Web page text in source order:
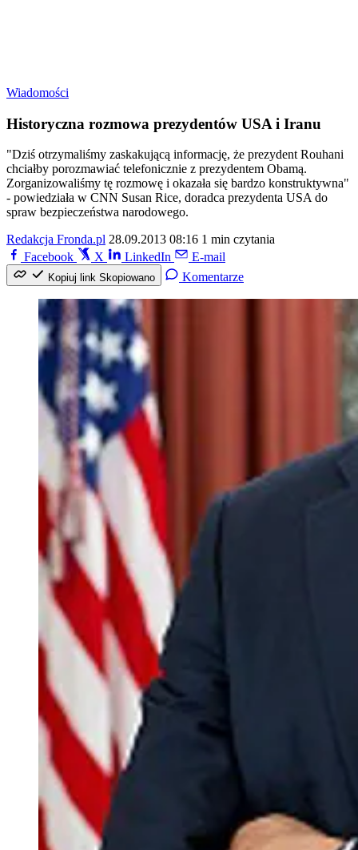
Wiadomości
Historyczna rozmowa prezydentów USA i Iranu
"Dziś otrzymaliśmy zaskakującą informację, że prezydent Rouhani
chciałby porozmawiać telefonicznie z prezydentem Obamą.
Zorganizowaliśmy tę rozmowę i okazała się bardzo konstruktywna"
- powiedziała w CNN Susan Rice, doradca prezydenta USA do
spraw bezpieczeństwa narodowego.
Redakcja Fronda.pl 28.09.2013 08:16 1 min czytania
Facebook
X LinkedIn E-mail
Kopiuj link Skopiowano Komentarze